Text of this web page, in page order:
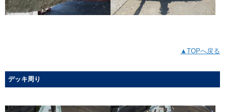
▲TOPへ戻る
デッキ周り